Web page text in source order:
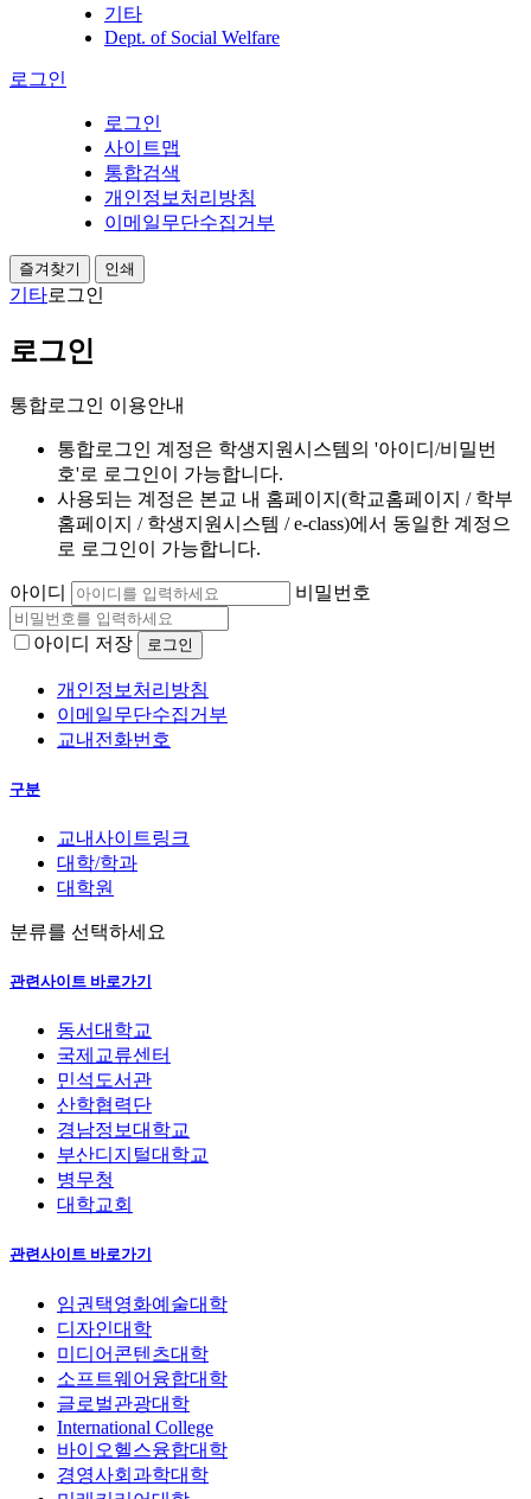
기타
Dept. of Social Welfare
로그인
로그인
사이트맵
통합검색
개인정보처리방침
이메일무단수집거부
즐겨찾기 인쇄
기타로그인
로그인
통합로그인 이용안내
통합로그인 계정은 학생지원시스템의 '아이디/비밀번
호'로 로그인이 가능합니다.
사용되는 계정은 본교 내 홈페이지(학교홈페이지 / 학부
홈페이지 / 학생지원시스템 / e-class)에서 동일한 계정으
로 로그인이 가능합니다.
아이디 비밀번호
아이디 저장
개인정보처리방침
이메일무단수집거부
교내전화번호
구분
교내사이트링크
대학/학과
대학원
분류를 선택하세요
관련사이트 바로가기
동서대학교
국제교류센터
민석도서관
산학협력단
경남정보대학교
부산디지털대학교
병무청
대학교회
관련사이트 바로가기
임권택영화예술대학
디자인대학
미디어콘텐츠대학
소프트웨어융합대학
글로벌관광대학
International College
바이오헬스융합대학
경영사회과학대학